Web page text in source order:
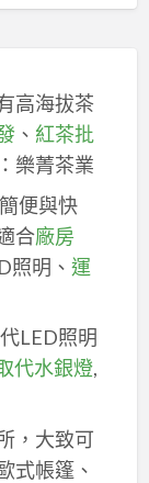
高海拔茶
、 紅茶批
樂菁茶業
便與快
合廠房
照明、 運
LED照明
代水銀燈,
，大致可
式帳篷、